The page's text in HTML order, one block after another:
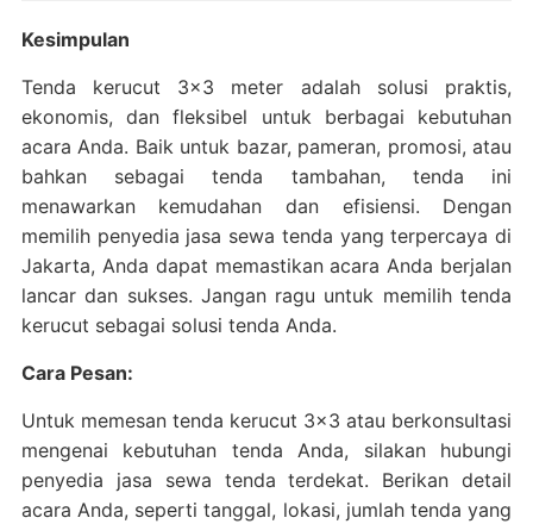
Kesimpulan
Tenda kerucut 3×3 meter adalah solusi praktis,
ekonomis, dan fleksibel untuk berbagai kebutuhan
acara Anda. Baik untuk bazar, pameran, promosi, atau
bahkan sebagai tenda tambahan, tenda ini
menawarkan kemudahan dan efisiensi. Dengan
memilih penyedia jasa sewa tenda yang terpercaya di
Jakarta, Anda dapat memastikan acara Anda berjalan
lancar dan sukses. Jangan ragu untuk memilih tenda
kerucut sebagai solusi tenda Anda.
Cara Pesan:
Untuk memesan tenda kerucut 3×3 atau berkonsultasi
mengenai kebutuhan tenda Anda, silakan hubungi
penyedia jasa sewa tenda terdekat. Berikan detail
acara Anda, seperti tanggal, lokasi, jumlah tenda yang